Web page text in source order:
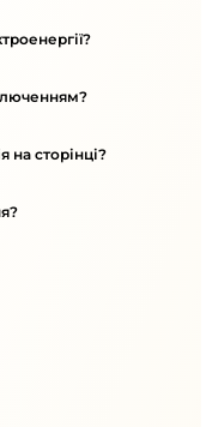
на сторінці?